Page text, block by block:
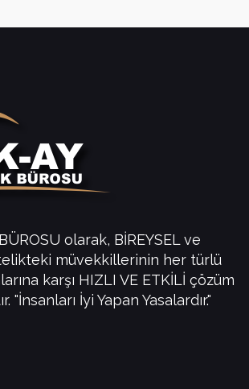
olarak, BİREYSEL ve
müvekkillerinin her türlü
karşı HIZLI VE ETKİLİ çözüm
"İnsanları İyi Yapan Yasalardır."